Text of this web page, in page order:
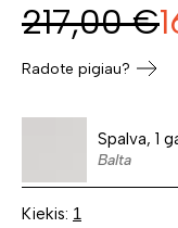
217,00 €
Radote pigiau?
Spalva, 1
Balta
Kiekis: